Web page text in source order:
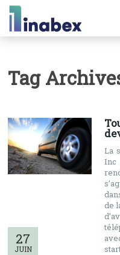
Tag
27
JUIN
La
Inc
de